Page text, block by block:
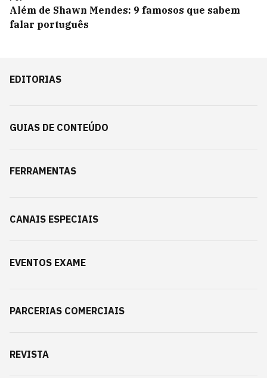
Além de Shawn Mendes: 9 famosos que sabem
falar português
EDITORIAS
GUIAS DE CONTEÚDO
FERRAMENTAS
CANAIS ESPECIAIS
EVENTOS EXAME
PARCERIAS COMERCIAIS
REVISTA